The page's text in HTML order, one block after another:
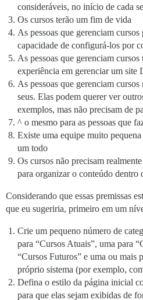
consideráveis, no início de cada
Os cursos terão um fim de vida
As pessoas que gerenciam
capacidade de configurá-los por
As pessoas que gerenciam
experiência em gerenciar um site
As pessoas que gerenciam
seus. Elas podem querer ver
exemplos, mas não precisam de
^ o mesmo para as pessoas que
Existe uma equipe muito
um todo
Os cursos não precisam
para organizar o conteúdo dentro
Considerando que essas premissas
que eu sugeriria, primeiro em um
Crie um pequeno número de
para “Cursos Atuais”, uma para
“Cursos Futuros” e uma ou mais
próprio sistema (por exemplo,
Defina o estilo da página inicial
para que elas sejam exibidas de